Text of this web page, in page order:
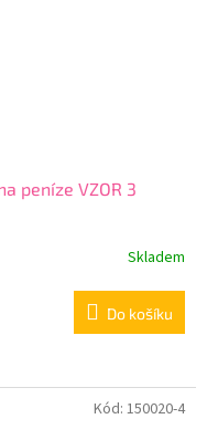
peníze VZOR 3
Skladem
Do košíku
Kód: 150020-4